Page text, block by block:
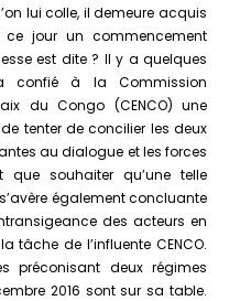
lui colle, il demeure acquis
jour un commencement
est dite ? Il y a quelques
confié à la Commission
du Congo (CENCO) une
tenter de concilier les deux
au dialogue et les forces
que souhaiter qu’une telle
également concluante
des acteurs en
tâche de l’influente CENCO.
préconisant deux régimes
2016 sont sur sa table.